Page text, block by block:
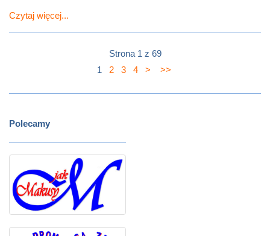
Czytaj więcej...
Strona 1 z 69
1
2 3 4 > >>
Polecamy